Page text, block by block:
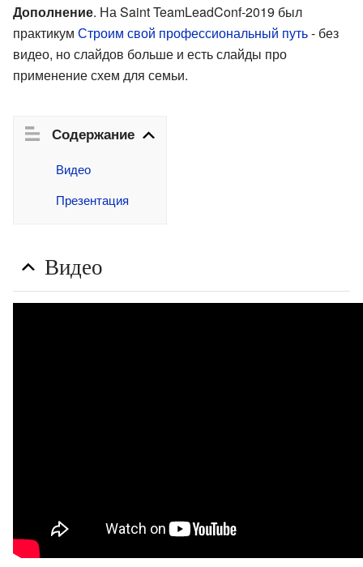
Дополнение. На Saint TeamLeadConf-2019 был
практикум Строим свой профессиональный путь- без
видео, но слайдов больше и есть слайды про
применение схем для семьи.
Содержание
Видео
Презентация
Видео